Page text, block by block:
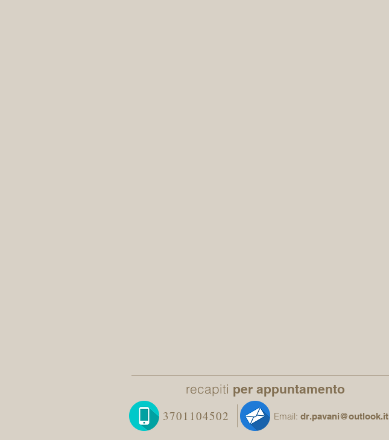
recapiti per appuntamento
3701104502
Email: dr.pavani@outlook.it